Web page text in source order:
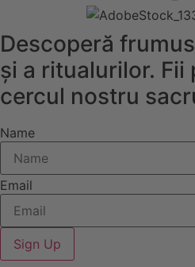
Descoperă
și a ritualurilor. Fii
cercul nostru
Name
Email
Sign Up